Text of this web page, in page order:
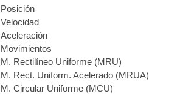
Posición
Velocidad
Aceleración
Movimientos
M. Rectilíneo Uniforme (MRU)
M. Rect. Uniform. Acelerado (MRUA)
M. Circular Uniforme (MCU)